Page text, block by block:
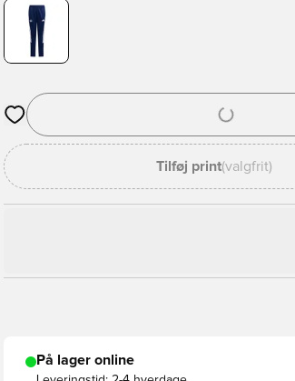
Åbner en Modal til at logge ind eller tilmelde
Tilføj print(valgfrit)
På lager online